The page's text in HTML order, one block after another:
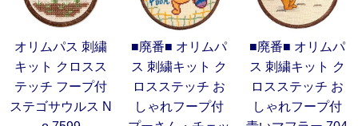
オリムパス 刺繍
キット クロスス
テッチ フープ付
ステゴサウルス N
■廃番■ オリムパ
ス 刺繍キット ク
ロスステッチ お
しゃれフープ付
■廃番■ オリムパ
ス 刺繍キット ク
ロスステッチ お
しゃれフープ付